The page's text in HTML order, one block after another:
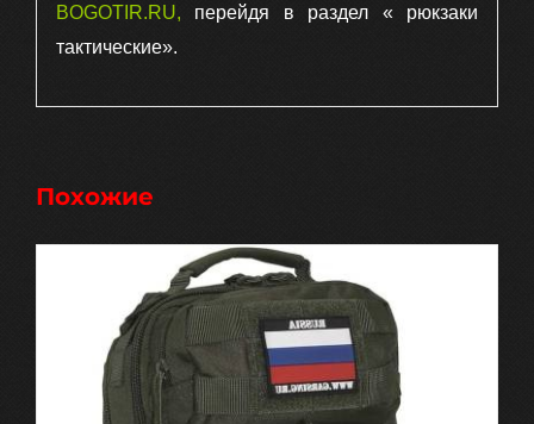
BOGOTIR.RU, перейдя в раздел « рюкзаки
тактические».
Похожие